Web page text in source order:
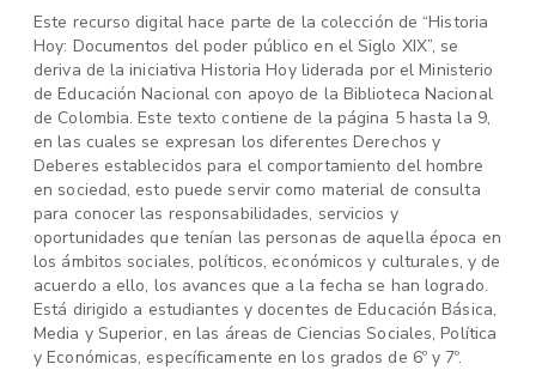
Este recurso digital hace parte de la colección de “Historia
Hoy: Documentos del poder público en el Siglo XIX”, se
deriva de la iniciativa Historia Hoy liderada por el Ministerio
de Educación Nacional con apoyo de la Biblioteca Nacional
de Colombia. Este texto contiene de la página 5 hasta la 9,
en las cuales se expresan los diferentes Derechos y
Deberes establecidos para el comportamiento del hombre
en sociedad, esto puede servir como material de consulta
para conocer las responsabilidades, servicios y
oportunidades que tenían las personas de aquella época en
los ámbitos sociales, políticos, económicos y culturales, y de
acuerdo a ello, los avances que a la fecha se han logrado.
Está dirigido a estudiantes y docentes de Educación Básica,
Media y Superior, en las áreas de Ciencias Sociales, Política
y Económicas, específicamente en los grados de 6º y 7º.